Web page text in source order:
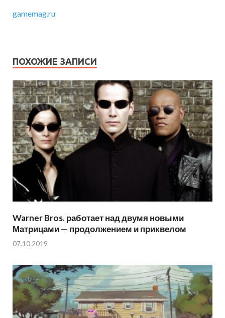
gamemag.ru
ПОХОЖИЕ ЗАПИСИ
Warner Bros. работает над двумя новыми
Матрицами — продолжением и приквелом
07.10.2019